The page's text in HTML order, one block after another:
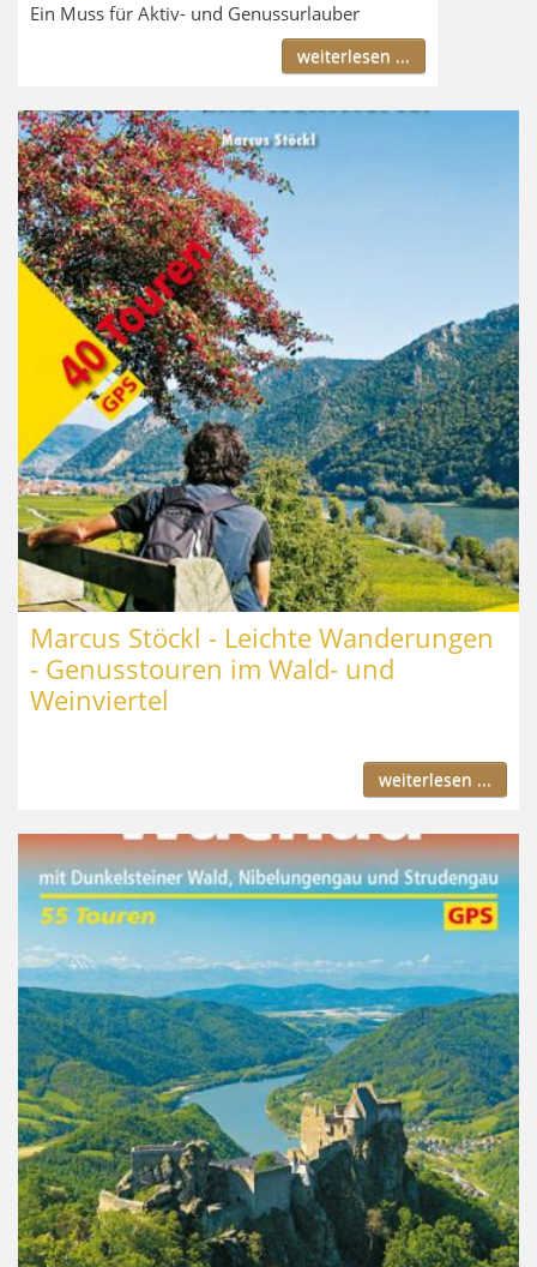
Ein Muss für Aktiv- und Genussurlauber
weiterlesen ...
Marcus Stöckl - Leichte Wanderungen
- Genusstouren im Wald- und
Weinviertel
weiterlesen ...